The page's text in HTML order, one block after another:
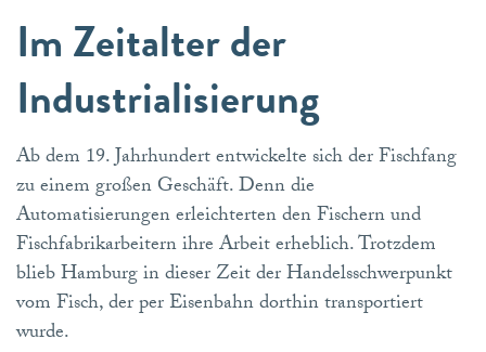
Im Zeitalter der
Industrialisierung
Ab dem 19. Jahrhundert entwickelte sich der Fischfang
zu einem großen Geschäft. Denn die
Automatisierungen erleichterten den Fischern und
Fischfabrikarbeitern ihre Arbeit erheblich. Trotzdem
blieb Hamburg in dieser Zeit der Handelsschwerpunkt
vom Fisch, der per Eisenbahn dorthin transportiert
wurde.